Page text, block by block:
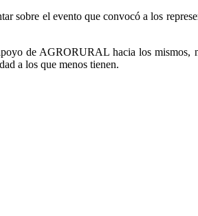
sobre el evento que convocó a los
de AGRORURAL hacia los
a los que menos tienen.